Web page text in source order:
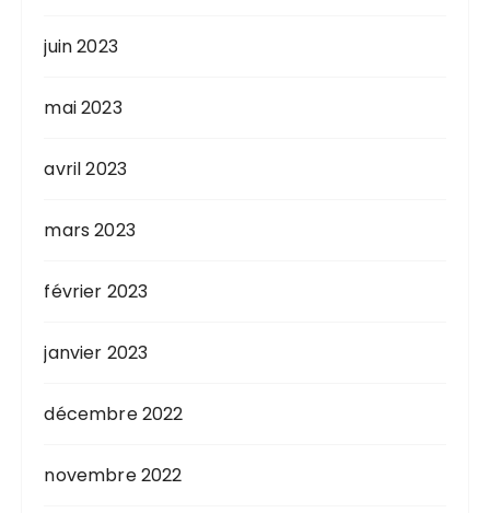
juin 2023
mai 2023
avril 2023
mars 2023
février 2023
janvier 2023
décembre 2022
novembre 2022